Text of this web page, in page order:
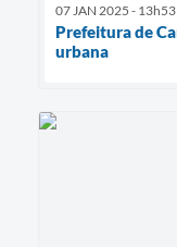
07 JAN 2025 - 13h53
Prefeitura de
urbana